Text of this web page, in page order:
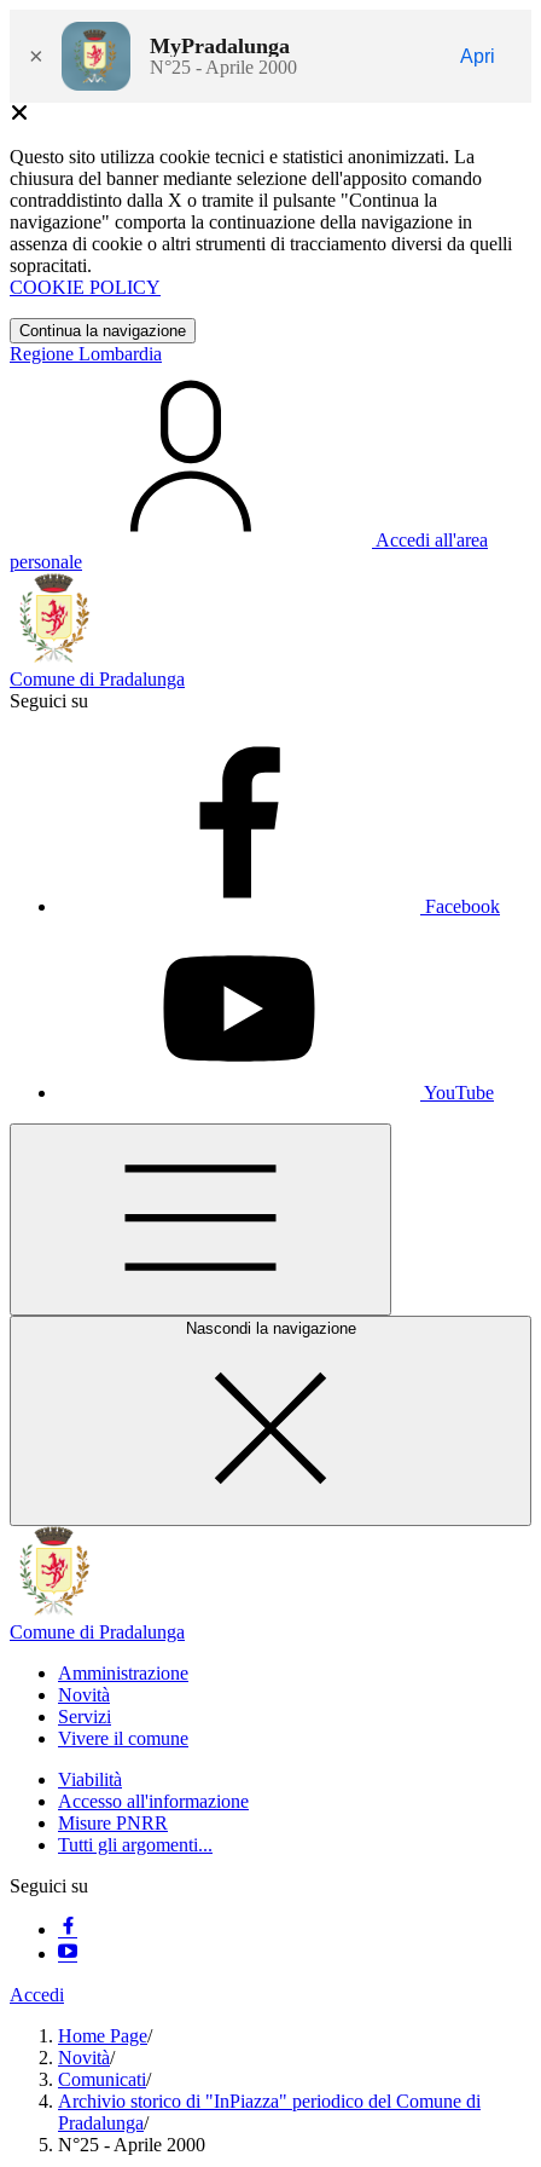
× MyPradalunga
N°25 - Aprile 2000
Apri
Questo sito utilizza cookie tecnici e statistici anonimizzati. La
chiusura del banner mediante selezione dell'apposito comando
contraddistinto dalla X o tramite il pulsante "Continua la
navigazione" comporta la continuazione della navigazione in
assenza di cookie o altri strumenti di tracciamento diversi da quelli
sopracitati.
COOKIE POLICY
Continua la navigazione
Regione Lombardia
Accedi all'area
personale
Comune di Pradalunga
Seguici su
Facebook
YouTube
Nascondi la navigazione
Comune di Pradalunga
Amministrazione
Novità
Servizi
Vivere il comune
Viabilità
Accesso all'informazione
Misure PNRR
Tutti gli argomenti...
Seguici su
Accedi
Home Page/
Novità/
Comunicati/
Archivio storico di "InPiazza" periodico del Comune di
Pradalunga/
N°25 - Aprile 2000